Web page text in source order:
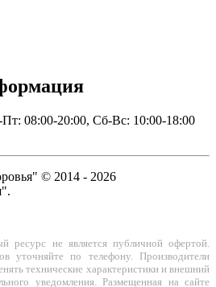
08:00-20:00, Сб-Вс: 10:00-18:00
© 2014 - 2026
ресурс не является публичной офертой.
уточняйте по телефону. Производители
технические характеристики и внешний
уведомления. Размещенная на сайте